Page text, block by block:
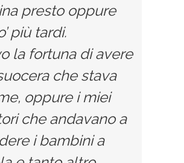
presto oppure
più tardi.
la fortuna di avere
che stava
oppure i miei
che andavano a
i bambini a